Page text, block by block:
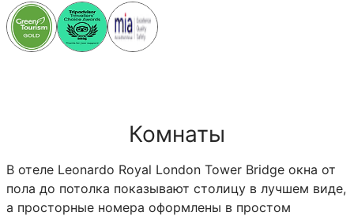
Комнаты
В отеле Leonardo Royal London Tower Bridge окна от
пола до потолка показывают столицу в лучшем виде,
а просторные номера оформлены в простом